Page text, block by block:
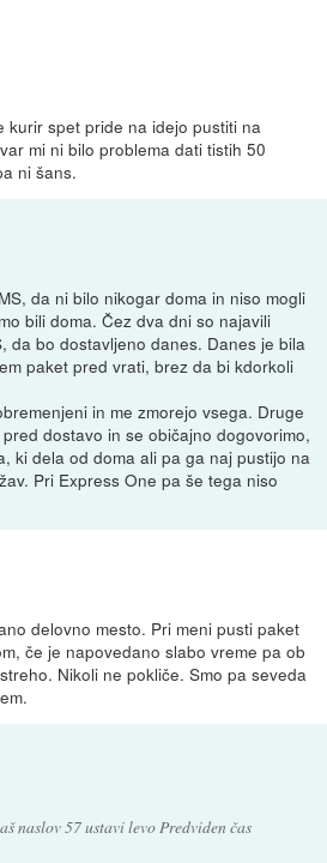
kurir spet pride na idejo pustiti na
mi ni bilo problema dati tistih 50
ni šans.
da ni bilo nikogar doma in niso mogli
bili doma. Čez dva dni so najavili
da bo dostavljeno danes. Danes je bila
paket pred vrati, brez da bi kdorkoli
in me zmorejo vsega. Druge
dostavo in se običajno dogovorimo,
ki dela od doma ali pa ga naj pustijo na
Pri Express One pa še tega niso
delovno mesto. Pri meni pusti paket
če je napovedano slabo vreme pa ob
Nikoli ne pokliče. Smo pa seveda
naslov 57 ustavi levo Predviden čas